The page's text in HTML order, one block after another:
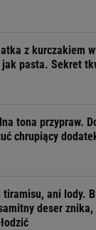
z kurczakiem
pasta. Sekret
tona przypraw.
chrupiący
tiramisu, ani lody.
deser